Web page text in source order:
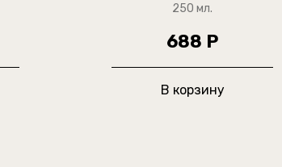
250 мл.
688 Р
В корзину